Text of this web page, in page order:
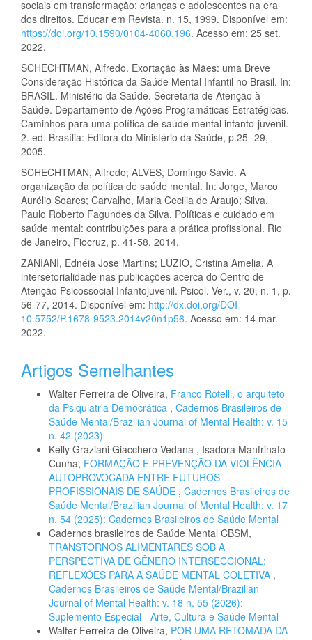
sociais em transformação: crianças e adolescentes na era
dos direitos. Educar em Revista. n. 15, 1999. Disponível em:
https://doi.org/10.1590/0104-4060.196. Acesso em: 25 set.
2022.
SCHECHTMAN, Alfredo. Exortação às Mães: uma Breve
Consideração Histórica da Saúde Mental Infantil no Brasil. In:
BRASIL. Ministério da Saúde. Secretaria de Atenção à
Saúde. Departamento de Ações Programáticas Estratégicas.
Caminhos para uma política de saúde mental infanto-juvenil.
2. ed. Brasília: Editora do Ministério da Saúde, p.25- 29,
2005.
SCHECHTMAN, Alfredo; ALVES, Domingo Sávio. A
organização da política de saúde mental. In: Jorge, Marco
Aurélio Soares; Carvalho, Maria Cecilia de Araujo; Silva,
Paulo Roberto Fagundes da Silva. Políticas e cuidado em
saúde mental: contribuições para a prática profissional. Rio
de Janeiro, Fiocruz, p. 41-58, 2014.
ZANIANI, Ednéia Jose Martins; LUZIO, Cristina Amelia. A
intersetorialidade nas publicações acerca do Centro de
Atenção Psicossocial Infantojuvenil. Psicol. Ver., v. 20, n. 1, p.
56-77, 2014. Disponível em: http://dx.doi.org/DOI-
10.5752/P.1678-9523.2014v20n1p56. Acesso em: 14 mar.
2022.
Artigos Semelhantes
Walter Ferreira de Oliveira, Franco Rotelli, o arquiteto
da Psiquiatria Democrática , Cadernos Brasileiros de
Saúde Mental/Brazilian Journal of Mental Health: v. 15
n. 42 (2023)
Kelly Graziani Giacchero Vedana , Isadora Manfrinato
Cunha, FORMAÇÃO E PREVENÇÃO DA VIOLÊNCIA
AUTOPROVOCADA ENTRE FUTUROS
PROFISSIONAIS DE SAÚDE , Cadernos Brasileiros de
Saúde Mental/Brazilian Journal of Mental Health: v. 17
n. 54 (2025): Cadernos Brasileiros de Saúde Mental
Cadernos brasileiros de Saúde Mental CBSM,
TRANSTORNOS ALIMENTARES SOB A
PERSPECTIVA DE GÊNERO INTERSECCIONAL:
REFLEXÕES PARA A SAÚDE MENTAL COLETIVA ,
Cadernos Brasileiros de Saúde Mental/Brazilian
Journal of Mental Health: v. 18 n. 55 (2026):
Suplemento Especial - Arte, Cultura e Saúde Mental
Walter Ferreira de Oliveira, POR UMA RETOMADA DA